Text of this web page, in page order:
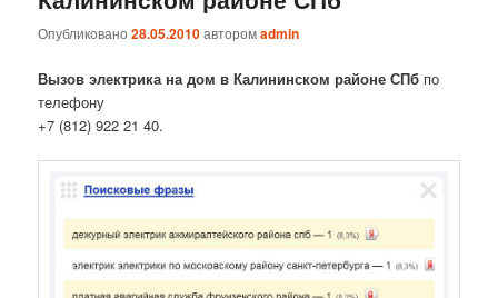
Опубликовано28.05.2010авторомadmin
Вызов электрика на дом в Калининском районе СПб по
телефону
+7 (812) 922 21 40.